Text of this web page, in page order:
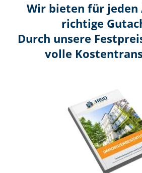
Wir bieten für jeden
richtige
Durch unsere
volle